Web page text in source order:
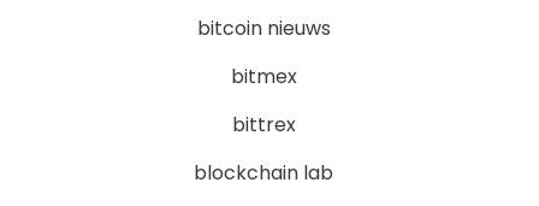
bitcoin nieuws
bitmex
bittrex
blockchain lab